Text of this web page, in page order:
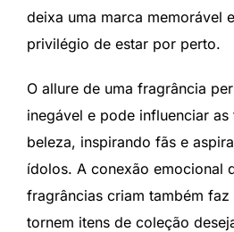
deixa uma marca memorável
privilégio de estar por perto.
O allure de uma fragrância
inegável e pode influenciar as
beleza, inspirando fãs e
ídolos. A conexão emocional
fragrâncias criam também faz
tornem itens de coleção